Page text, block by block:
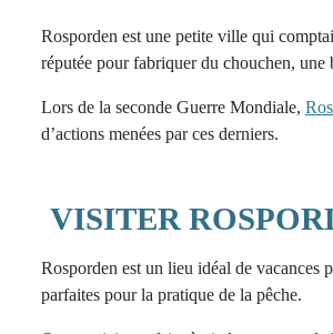
Rosporden est une petite ville qui
réputée pour fabriquer du chouchen, une
Lors de la seconde Guerre Mondiale,
d’actions menées par ces derniers.
VISITER
Rosporden est un lieu idéal de vacances
parfaites pour la pratique de la pêche.